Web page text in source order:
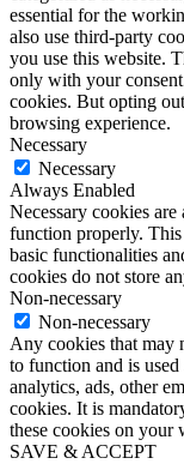
essential for the
also use third-party
you use this website.
only with your
cookies. But opting
browsing experience.
Necessary
Necessary
Always Enabled
Necessary cookies
function properly.
basic functionalities
cookies do not store
Non-necessary
Non-necessary
Any cookies that may
to function and is
analytics, ads, other
cookies. It is
these cookies on your
SAVE & ACCEPT